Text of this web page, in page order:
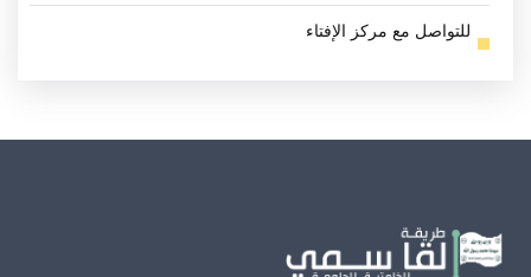
للتواصل مع مركز الإفتاء